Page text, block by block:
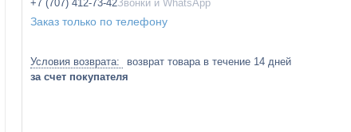
+7 (707) 412-73-42Звонки и WhatsApp
Заказ только по телефону
возврат товара в течение 14 дней
за счет покупателя